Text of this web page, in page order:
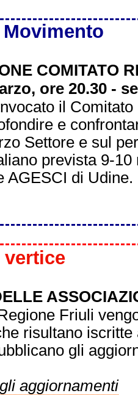
COMITATO
ore 20.30 -
il
e
Settore e sul
prevista 9-
AGESCI di Udine.
vertice
Friuli
risultano
gli
aggiornamenti